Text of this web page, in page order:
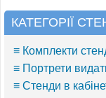
КАТЕГОРІЇ
≡ Комплекти
≡ Портрети
≡ Стенди в